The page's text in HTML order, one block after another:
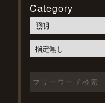
Category